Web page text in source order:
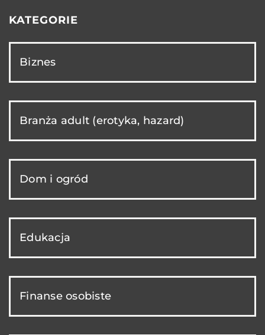
KATEGORIE
Biznes
Branża adult (erotyka, hazard)
Dom i ogród
Edukacja
Finanse osobiste